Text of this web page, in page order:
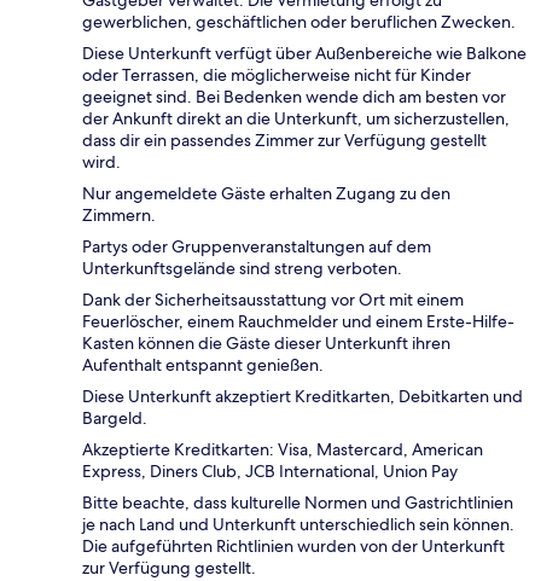
gewerblichen, geschäftlichen oder beruflichen Zwecken.
Diese Unterkunft verfügt über Außenbereiche wie Balkone
oder Terrassen, die möglicherweise nicht für Kinder
geeignet sind. Bei Bedenken wende dich am besten vor
der Ankunft direkt an die Unterkunft, um sicherzustellen,
dass dir ein passendes Zimmer zur Verfügung gestellt
wird.
Nur angemeldete Gäste erhalten Zugang zu den
Zimmern.
Partys oder Gruppenveranstaltungen auf dem
Unterkunftsgelände sind streng verboten.
Dank der Sicherheitsausstattung vor Ort mit einem
Feuerlöscher, einem Rauchmelder und einem Erste-Hilfe-
Kasten können die Gäste dieser Unterkunft ihren
Aufenthalt entspannt genießen.
Diese Unterkunft akzeptiert Kreditkarten, Debitkarten und
Bargeld.
Akzeptierte Kreditkarten: Visa, Mastercard, American
Express, Diners Club, JCB International, Union Pay
Bitte beachte, dass kulturelle Normen und Gastrichtlinien
je nach Land und Unterkunft unterschiedlich sein können.
Die aufgeführten Richtlinien wurden von der Unterkunft
zur Verfügung gestellt.